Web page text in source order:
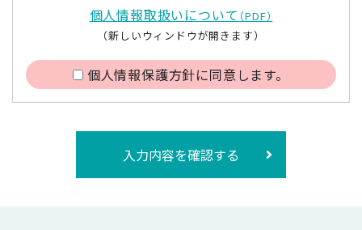
個人情報取扱いについて （PDF）
（新しいウィンドウが開きます）
個人情報保護方針に同意します。
入力内容を確認する